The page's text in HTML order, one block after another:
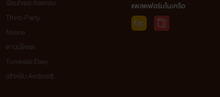
ก็แค่ตัวแทน (ตุลย์-มิน)
เงื่อนไขและข้อตกลง
Third-Party
Notice
ดาวน์โหลด
Tunwalai Easy
(สำหรับ Android)
แพลตฟอร์มในเครือ